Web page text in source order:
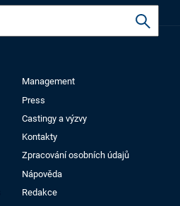
Management
Press
Castingy a výzvy
Kontakty
Zpracování osobních údajů
Nápověda
Redakce